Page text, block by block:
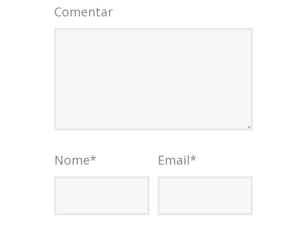
Comentar
Nome* Email*